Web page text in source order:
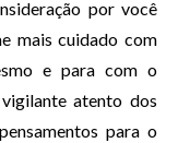
por você
mais cuidado com
e para com o
atento dos
para o